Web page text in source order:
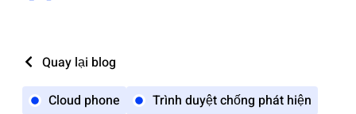
Quay lại blog
Cloud phone
Trình duyệt chống phát hiện